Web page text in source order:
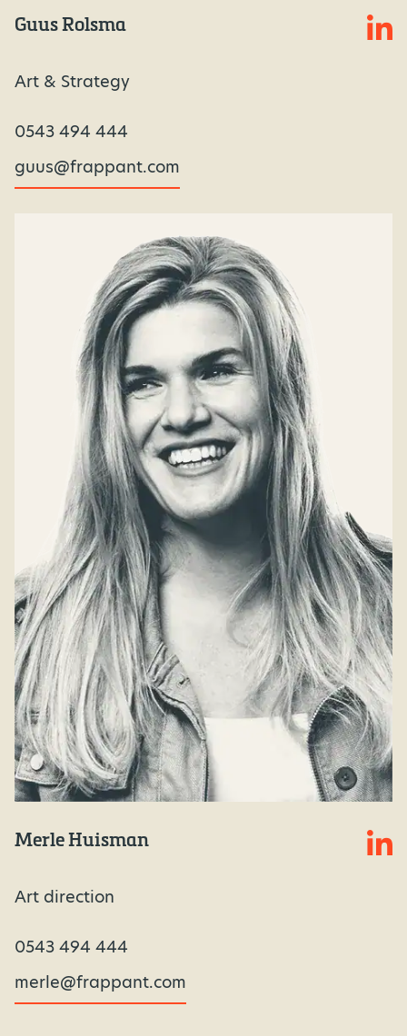
Guus Rolsma
Art & Strategy
0543 494 444
guus@frappant.com
Merle Huisman
Art direction
0543 494 444
merle@frappant.com